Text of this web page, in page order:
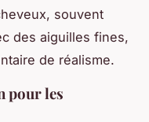
souvent
des aiguilles fines,
de réalisme.
pour les